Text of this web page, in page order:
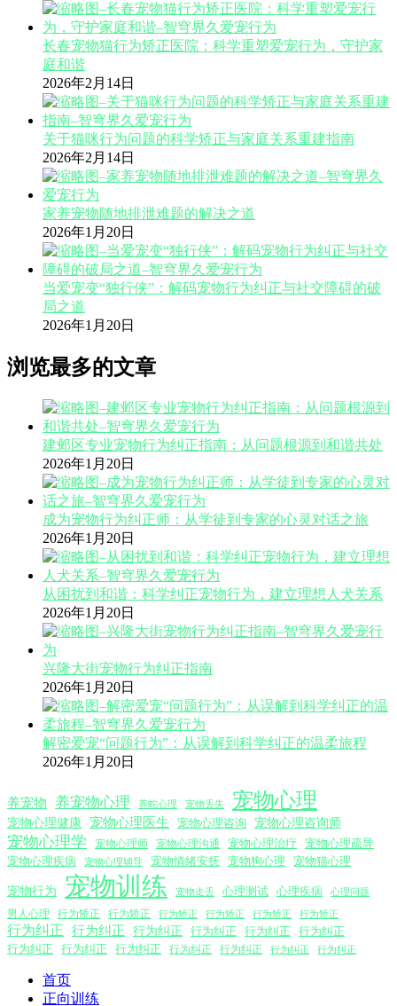
长春宠物猫行为矫正医院：科学重塑爱宠行为，守护家
庭和谐
2026年2月14日
关于猫咪行为问题的科学矫正与家庭关系重建指南
2026年2月14日
家养宠物随地排泄难题的解决之道
2026年1月20日
当爱宠变“独行侠”：解码宠物行为纠正与社交障碍的破
局之道
2026年1月20日
浏览最多的文章
建邺区专业宠物行为纠正指南：从问题根源到和谐共处
2026年1月20日
成为宠物行为纠正师：从学徒到专家的心灵对话之旅
2026年1月20日
从困扰到和谐：科学纠正宠物行为，建立理想人犬关系
2026年1月20日
兴隆大街宠物行为纠正指南
2026年1月20日
解密爱宠“问题行为”：从误解到科学纠正的温柔旅程
2026年1月20日
养宠物 养宠物心理 养蛇心理 宠物丢失 宠物心理
宠物心理健康 宠物心理医生 宠物心理咨询 宠物心理咨询师
宠物心理学 宠物心理师 宠物心理沟通 宠物心理治疗
宠物心理疏导
宠物心理疾病
宠物心理辅导 宠物情绪安抚 宠物狗心理 宠物猫心理
宠物行为 宠物训练 宠物走丢 心理测试 心理疾病 心理问题
男人心理 行为矫正 行为矫正 行为矫正 行为矫正 行为矫正 行为矫正
行为纠正 行为纠正 行为纠正 行为纠正 行为纠正
行为纠正
行为纠正
行为纠正 行为纠正 行为纠正 行为纠正 行为纠正 行为纠正
首页
正向训练